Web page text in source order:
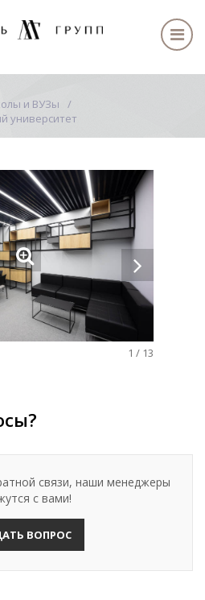
и ВУЗы
университет
1 / 13
связи, наши менеджеры
с вами!
ВОПРОС